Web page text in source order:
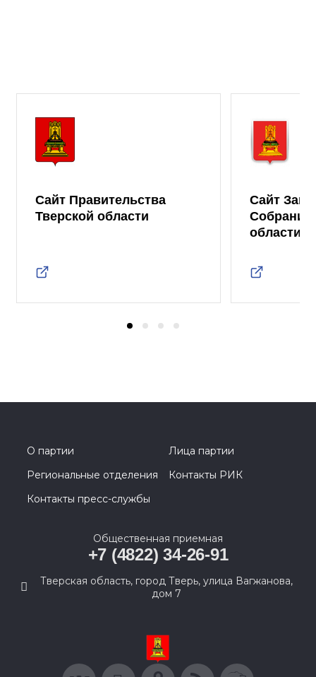
Сайт Правительства
Тверской области
Сайт
Собрания
области
О партии
Лица партии
Региональные отделения
Контакты РИК
Контакты пресс-службы
Общественная приемная
+7 (4822) 34-26-91
Тверская область, город Тверь, улица Вагжанова,
дом 7